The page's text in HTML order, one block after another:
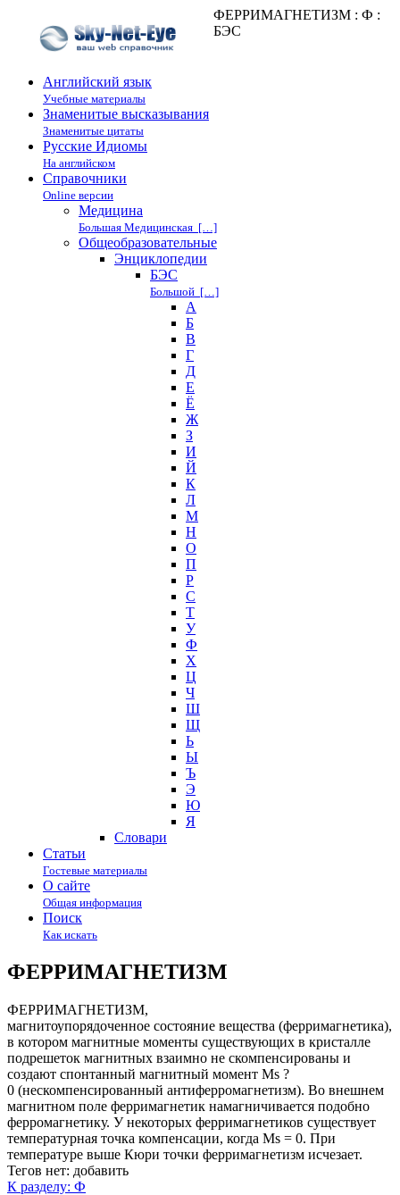
ФЕРРИМАГНЕТИЗМ : Ф :
БЭС
Английский язык
Учебные материалы
Знаменитые высказывания
Знаменитые цитаты
Русские Идиомы
На английском
Справочники
Online версии
Медицина
Большая Медицинская […]
Общеобразовательные
Энциклопедии
БЭС
Большой […]
А
Б
В
Г
Д
Е
Ё
Ж
З
И
Й
К
Л
М
Н
О
П
Р
С
Т
У
Ф
Х
Ц
Ч
Ш
Щ
Ь
Ы
Ъ
Э
Ю
Я
Cловари
Статьи
Гостевые материалы
О сайте
Общая информация
Поиск
Как искать
ФЕРРИМАГНЕТИЗМ
ФЕРРИМАГНЕТИЗМ,
магнитоупорядоченное состояние вещества (ферримагнетика),
в котором магнитные моменты существующих в кристалле
подрешеток магнитных взаимно не скомпенсированы и
создают спонтанный магнитный момент Ms ?
0 (нескомпенсированный антиферромагнетизм). Во внешнем
магнитном поле ферримагнетик намагничивается подобно
ферромагнетику. У некоторых ферримагнетиков существует
температурная точка компенсации, когда Ms = 0. При
температуре выше Кюри точки ферримагнетизм исчезает.
Тегов нет: добавить
К разделу: Ф